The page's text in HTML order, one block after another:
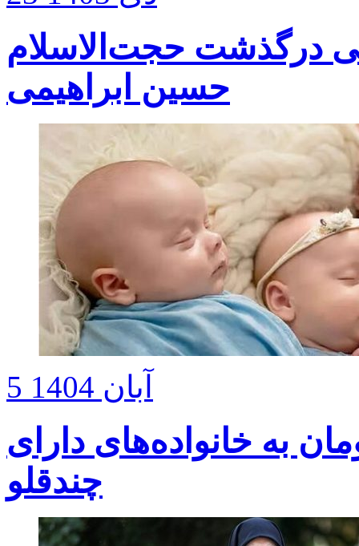
پی درگذشت حجت‌الاسلام
حسین ابراهیمی
5 آبان 1404
میلیون تومان به خانواده‌های دارای
چندقلو